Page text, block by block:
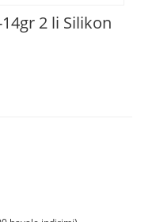
2 li Silikon